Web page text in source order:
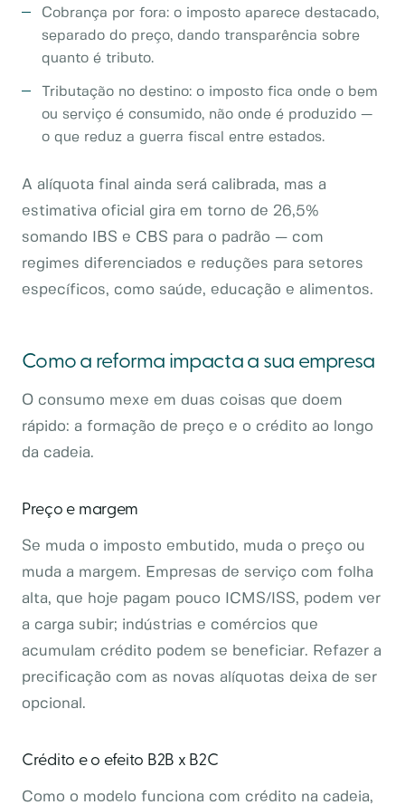
Cobrança por fora: o imposto aparece destacado,
separado do preço, dando transparência sobre
quanto é tributo.
Tributação no destino: o imposto fica onde o bem
ou serviço é consumido, não onde é produzido —
o que reduz a guerra fiscal entre estados.
A alíquota final ainda será calibrada, mas a
estimativa oficial gira em torno de 26,5%
somando IBS e CBS para o padrão — com
regimes diferenciados e reduções para setores
específicos, como saúde, educação e alimentos.
Como a reforma impacta a sua empresa
O consumo mexe em duas coisas que doem
rápido: a formação de preço e o crédito ao longo
da cadeia.
Preço e margem
Se muda o imposto embutido, muda o preço ou
muda a margem. Empresas de serviço com folha
alta, que hoje pagam pouco ICMS/ISS, podem ver
a carga subir; indústrias e comércios que
acumulam crédito podem se beneficiar. Refazer a
precificação com as novas alíquotas deixa de ser
opcional.
Crédito e o efeito B2B x B2C
Como o modelo funciona com crédito na cadeia,